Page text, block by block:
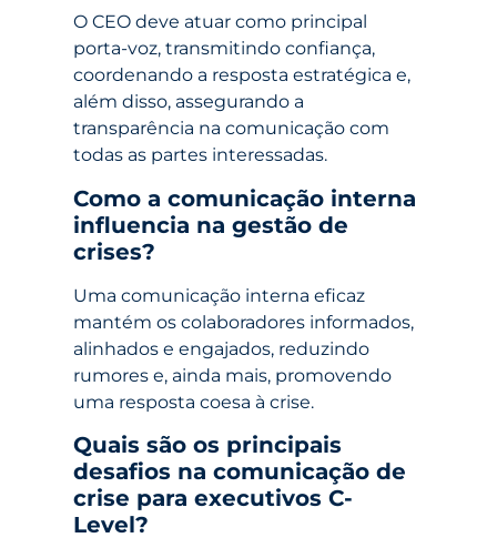
O CEO deve atuar como principal
porta-voz, transmitindo confiança,
coordenando a resposta estratégica e,
além disso, assegurando a
transparência na comunicação com
todas as partes interessadas.
Como a comunicação interna
influencia na gestão de
crises?
Uma comunicação interna eficaz
mantém os colaboradores informados,
alinhados e engajados, reduzindo
rumores e, ainda mais, promovendo
uma resposta coesa à crise.
Quais são os principais
desafios na comunicação de
crise para executivos C-
Level?